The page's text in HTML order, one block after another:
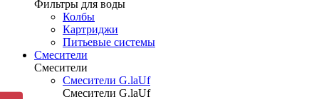
Фильтры для воды
Колбы
Картриджи
Питьевые системы
Смесители
Смесители
Смесители G.laUf
Смесители G.laUf